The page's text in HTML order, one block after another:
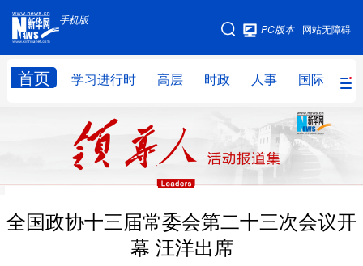
手机版
网站无障碍
PC版本
首页 学习进行时 高层 时政 人事 国际 财
手机版
网站地图
高层 人事
财经 网评
台湾 思客智库 全球连线 教育
科技 科创 量子 体育
书画 健康
全国政协十三届常委会第二十三次会议开
幕 汪洋出席